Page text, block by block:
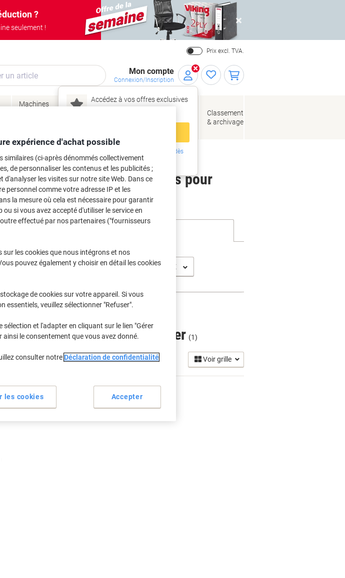
?
seulement !
Close
Prix excl. TVA.
Mon compte
Connexion/Inscription
Accédez à vos offres exclusives
Inscrivez-vous dès
maintenant
Machines
Encres
Papier,
de bureau
Classement
& archivage
toners ou les étiquettes pour
Canon Lasershot LBP-1110 SE
Se connecter
1110 SE Cartouches Toner (1)
Voir grille
expérience d'achat possible
similaires (ci-après dénommés collectivement
de personnaliser les contenus et les publicités ;
les visites sur notre site Web. Dans ce
personnel comme votre adresse IP et les
la mesure où cela est nécessaire pour garantir
si vous avez accepté d'utiliser le service en
effectué par nos partenaires ("fournisseurs
les cookies que nous intégrons et nos
pouvez également y choisir en détail les cookies
de cookies sur votre appareil. Si vous
essentiels, veuillez sélectionner "Refuser".
et l'adapter en cliquant sur le lien "Gérer
ainsi le consentement que vous avez donné.
consulter notre Déclaration de confidentialité
les cookies Accepter